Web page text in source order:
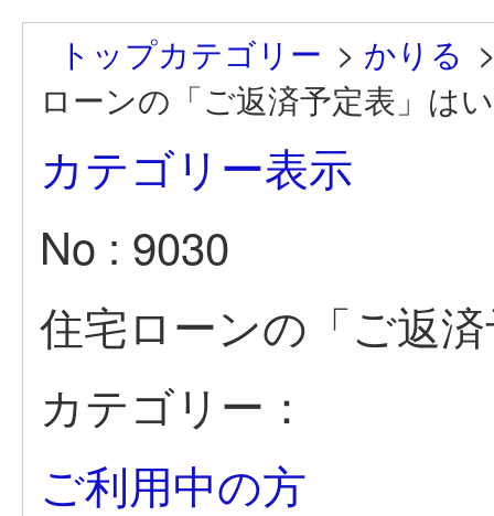
トップカテゴリー > かりる
ローンの「ご返済予定表」は
カテゴリー表示
No : 9030
住宅ローンの「ご返
カテゴリー：
ご利用中の方